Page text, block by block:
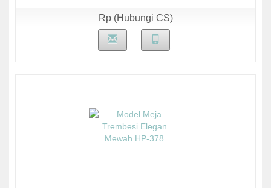
Rp (Hubungi CS)